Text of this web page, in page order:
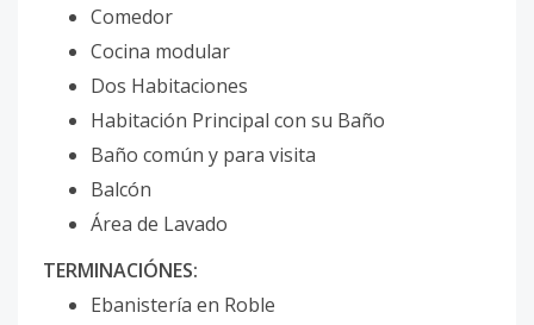
Comedor
Cocina modular
Dos Habitaciones
Habitación Principal con su Baño
Baño común y para visita
Balcón
Área de Lavado
TERMINACIÓNES:
Ebanistería en Roble